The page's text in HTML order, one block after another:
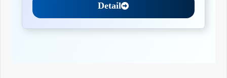
Detail